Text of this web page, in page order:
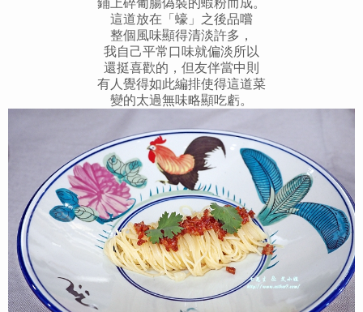
鋪上碎葡腸偽裝的蝦粉而成。
這道放在「蠔」之後品嚐
整個風味顯得清淡許多，
我自己平常口味就偏淡所以
還挺喜歡的，但友伴當中則
有人覺得如此編排使得這道菜
變的太過無味略顯吃虧。